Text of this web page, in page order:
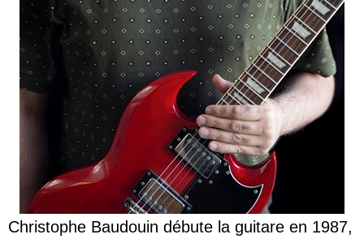
Christophe Baudouin débute la guitare en 1987,